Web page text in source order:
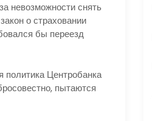
невозможности снять
о страховании
бы переезд
Центробанка
пытаются